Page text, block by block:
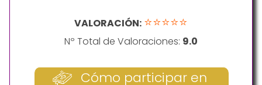
VALORACIÓN: ⭐⭐⭐⭐⭐
Nº Total de Valoraciones: 9.0
Cómo participar en